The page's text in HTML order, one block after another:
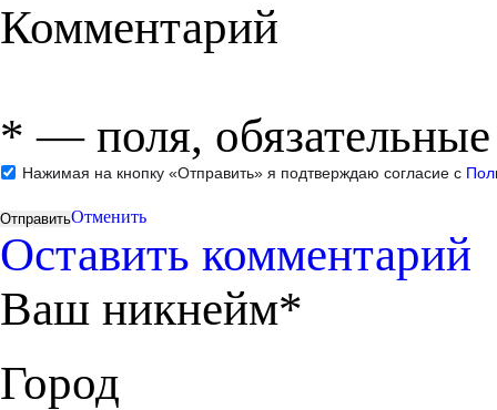
Комментарий
* — поля,
Нажимая на кнопку «Отправить» я подтверждаю согласие с
Отменить
Оставить комментарий
Ваш никнейм*
Город